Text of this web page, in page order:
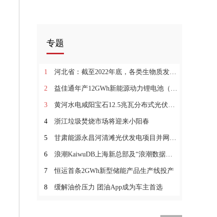
专题
1 河北省：截至2022年底，各类生物质发电装机容量总计约2191MW
2 益佳通年产12GWh新能源动力锂电池（一期）项目投产
3 黄河水电咸阳宝石12.5兆瓦分布式光伏项目并网发电
4 浙江垃圾焚烧市场将迎来小阳春
5 甘肃能源永昌河清滩光伏发电项目并网发电
6 浪潮KaiwuDB上海新总部及“浪潮数据库产业联合实验室”落成
7 恒运首条2GWh新型储能产品生产线投产
8 缓解油价压力 团油App成为车主首选